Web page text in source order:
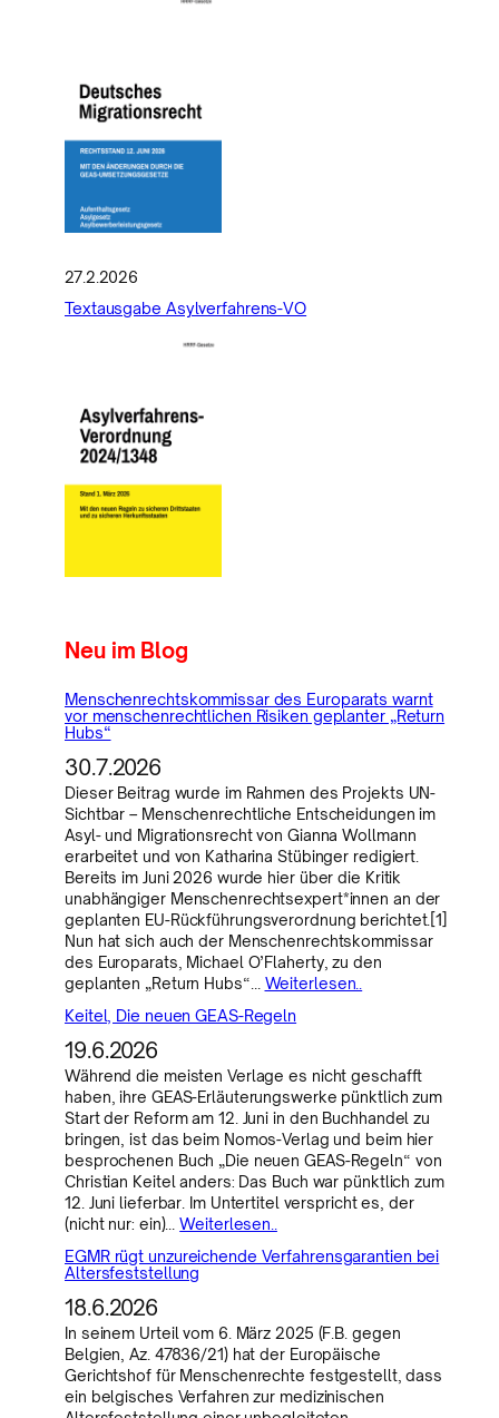
27.2.2026
Textausgabe Asylverfahrens-VO
Neu im Blog
Menschenrechtskommissar des Europarats warnt
vor menschenrechtlichen Risiken geplanter „Return
Hubs“
30.7.2026
Dieser Beitrag wurde im Rahmen des Projekts UN-
Sichtbar – Menschenrechtliche Entscheidungen im
Asyl- und Migrationsrecht von Gianna Wollmann
erarbeitet und von Katharina Stübinger redigiert.
Bereits im Juni 2026 wurde hier über die Kritik
unabhängiger Menschenrechtsexpert*innen an der
geplanten EU-Rückführungsverordnung berichtet.[1]
Nun hat sich auch der Menschenrechtskommissar
des Europarats, Michael O’Flaherty, zu den
geplanten „Return Hubs“… Weiterlesen..
Keitel, Die neuen GEAS-Regeln
19.6.2026
Während die meisten Verlage es nicht geschafft
haben, ihre GEAS-Erläuterungswerke pünktlich zum
Start der Reform am 12. Juni in den Buchhandel zu
bringen, ist das beim Nomos-Verlag und beim hier
besprochenen Buch „Die neuen GEAS-Regeln“ von
Christian Keitel anders: Das Buch war pünktlich zum
12. Juni lieferbar. Im Untertitel verspricht es, der
(nicht nur: ein)…Weiterlesen..
EGMR rügt unzureichende Verfahrensgarantien bei
Altersfeststellung
18.6.2026
In seinem Urteil vom 6. März 2025 (F.B. gegen
Belgien, Az. 47836/21) hat der Europäische
Gerichtshof für Menschenrechte festgestellt, dass
ein belgisches Verfahren zur medizinischen